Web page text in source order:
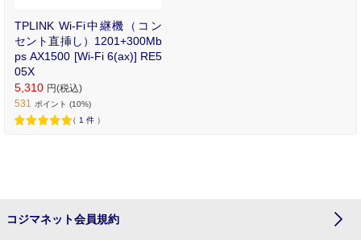
TPLINK Wi-Fi中継機（コン
セント直挿し）1201+300Mb
ps AX1500 [Wi-Fi 6(ax)] RE5
05X
5,310 円(税込)
531 ポイント (10%)
（ 1 件 ）
コジマネット会員規約